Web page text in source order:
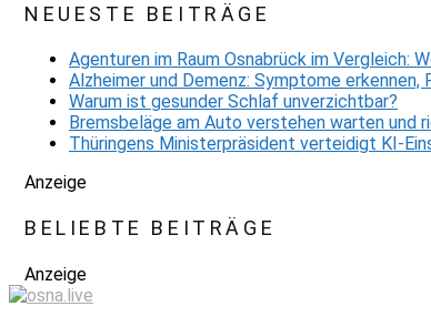
NEUESTE BEITRÄGE
Agenturen im Raum Osnabrück im Vergleich:
Alzheimer und Demenz: Symptome
Warum ist gesunder Schlaf unverzichtbar?
Bremsbeläge am Auto verstehen warten und
Thüringens Ministerpräsident verteidigt KI-
Anzeige
BELIEBTE BEITRÄGE
Anzeige